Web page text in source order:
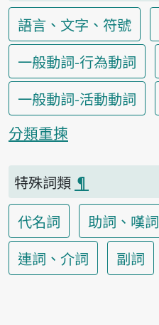
語言、文字、符號
一般動詞-行為動詞
一般動詞-活動動詞
分類重揀
特殊詞類 ¶
代名詞
助詞、嘆詞
連詞、介詞
副詞